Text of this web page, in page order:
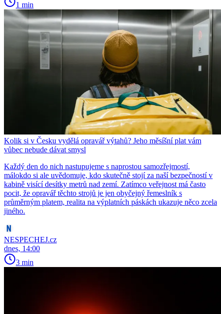
1 min
Kolik si v Česku vydělá opravář výtahů? Jeho měsíšní plat vám
vůbec nebude dávat smysl
Každý den do nich nastupujeme s naprostou samozřejmostí,
málokdo si ale uvědomuje, kdo skutečně stojí za naší bezpečností v
kabině visící desítky metrů nad zemí. Zatímco veřejnost má často
pocit, že opravář těchto strojů je jen obyčejný řemeslník s
průměrným platem, realita na výplatních páskách ukazuje něco zcela
jiného.
NESPECHEJ.cz
dnes, 14:00
3 min